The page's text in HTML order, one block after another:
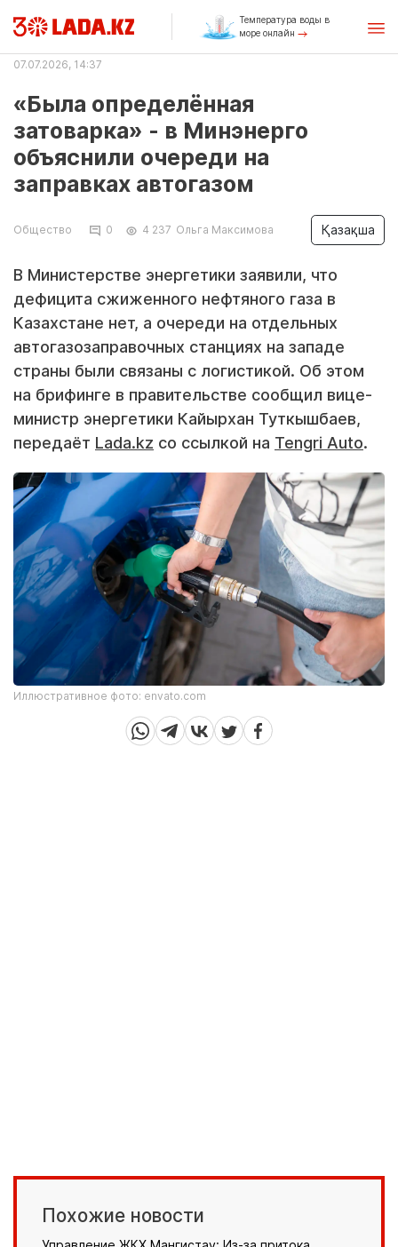
Температура воды в
море онлайн
07.07.2026, 14:37
«Была определённая
затоварка» - в Минэнерго
объяснили очереди на
заправках автогазом
Общество 0 4 237 Ольга Максимова Қазақша
В Министерстве энергетики заявили, что
дефицита сжиженного нефтяного газа в
Казахстане нет, а очереди на отдельных
автогазозаправочных станциях на западе
страны были связаны с логистикой. Об этом
на брифинге в правительстве сообщил вице-
министр энергетики Кайырхан Туткышбаев,
передаёт Lada.kz со ссылкой на Tengri Auto.
Иллюстративное фото: envato.com
Похожие новости